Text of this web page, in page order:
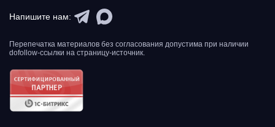
Напишите нам:
Перепечатка материалов без согласования допустима при наличии
dofollow-ссылки на страницу-источник.